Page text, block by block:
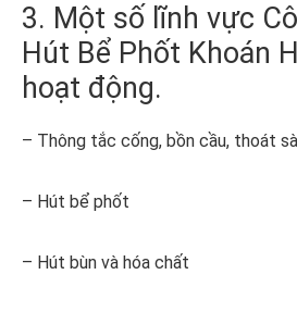
3. Một số lĩnh vực
Hút Bể Phốt Khoán
hoạt động.
– Thông tắc cống, bồn cầu, thoát
– Hút bể phốt
– Hút bùn và hóa chất